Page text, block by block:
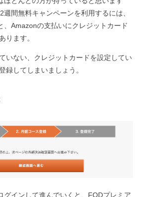
間無料キャンペーンを利用するには、
、Amazonの支払いにクレジットカード
ります。
いない、クレジットカードを設定してい
録してしまいましょう。
グインして進んでいくと、FODプレミア